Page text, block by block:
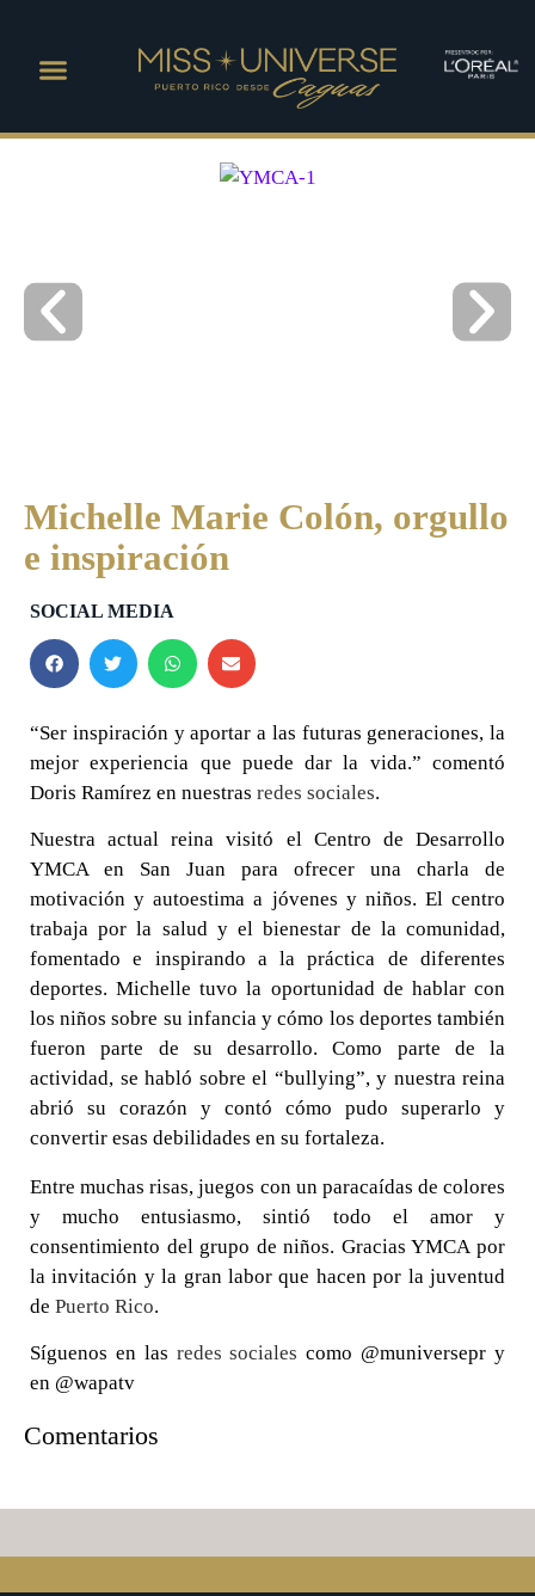
Michelle Marie Colón, orgullo
e inspiración
SOCIAL MEDIA
“Ser inspiración y aportar a las futuras generaciones, la
mejor experiencia que puede dar la vida.” comentó
Doris Ramírez en nuestras redes sociales.
Nuestra actual reina visitó el Centro de Desarrollo
YMCA en San Juan para ofrecer una charla de
motivación y autoestima a jóvenes y niños. El centro
trabaja por la salud y el bienestar de la comunidad,
fomentado e inspirando a la práctica de diferentes
deportes. Michelle tuvo la oportunidad de hablar con
los niños sobre su infancia y cómo los deportes también
fueron parte de su desarrollo. Como parte de la
actividad, se habló sobre el “bullying”, y nuestra reina
abrió su corazón y contó cómo pudo superarlo y
convertir esas debilidades en su fortaleza.
Entre muchas risas, juegos con un paracaídas de colores
y mucho entusiasmo, sintió todo el amor y
consentimiento del grupo de niños. Gracias YMCA por
la invitación y la gran labor que hacen por la juventud
de Puerto Rico.
Síguenos en las redes sociales como @muniversepr y
en @wapatv
Comentarios